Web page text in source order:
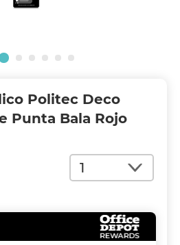
Politec Deco
Punta Bala Rojo
Cantidad